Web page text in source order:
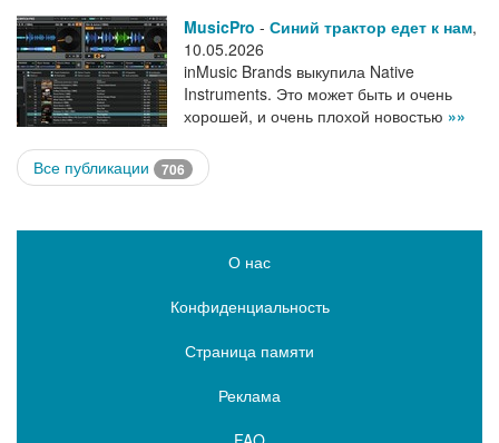
MusicPro - Синий трактор едет к нам,
10.05.2026
inMusic Brands выкупила Native
Instruments. Это может быть и очень
хорошей, и очень плохой новостью »»
Все публикации 706
О нас
Конфиденциальность
Страница памяти
Реклама